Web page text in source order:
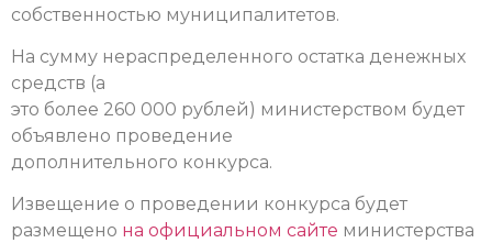
собственностью муниципалитетов.
На сумму нераспределенного остатка денежных
средств (а
это более 260 000 рублей) министерством будет
объявлено проведение
дополнительного конкурса.
Извещение о проведении конкурса будет
размещено на официальном сайте министерства